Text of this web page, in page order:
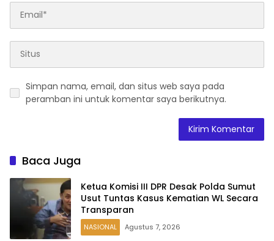
Simpan nama, email, dan situs web saya pada
peramban ini untuk komentar saya berikutnya.
Baca Juga
Ketua Komisi III DPR Desak Polda Sumut
Usut Tuntas Kasus Kematian WL Secara
Transparan
NASIONAL Agustus 7, 2026